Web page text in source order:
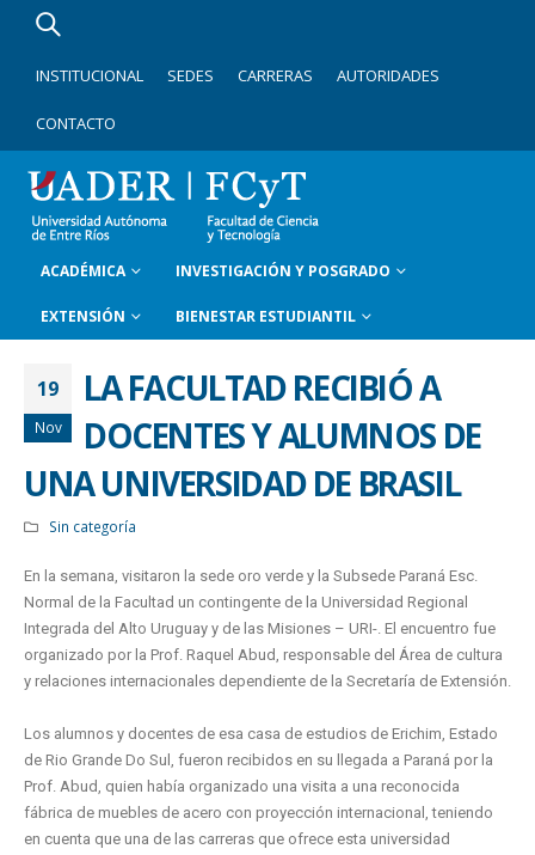
INSTITUCIONAL SEDES CARRERAS AUTORIDADES
CONTACTO
ACADÉMICA INVESTIGACIÓN Y POSGRADO
EXTENSIÓN BIENESTAR ESTUDIANTIL
19
Nov
LA FACULTAD RECIBIÓ A
DOCENTES Y ALUMNOS DE
UNA UNIVERSIDAD DE BRASIL
Sin categoría
En la semana, visitaron la sede oro verde y la Subsede Paraná Esc.
Normal de la Facultad un contingente de la Universidad Regional
Integrada del Alto Uruguay y de las Misiones – URI-. El encuentro fue
organizado por la Prof. Raquel Abud, responsable del Área de cultura
y relaciones internacionales dependiente de la Secretaría de Extensión.
Los alumnos y docentes de esa casa de estudios de Erichim, Estado
de Rio Grande Do Sul, fueron recibidos en su llegada a Paraná por la
Prof. Abud, quien había organizado una visita a una reconocida
fábrica de muebles de acero con proyección internacional, teniendo
en cuenta que una de las carreras que ofrece esta universidad